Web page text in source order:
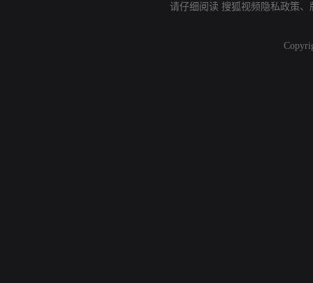
请仔细阅读 搜狐视频隐私政策、